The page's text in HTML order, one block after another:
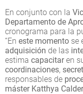
En conjunto con la
Departamento de
cronograma para la
“En este momento se
adquisición de las
estima capacitaren
coordinaciones,
responsables de
máster Katthya